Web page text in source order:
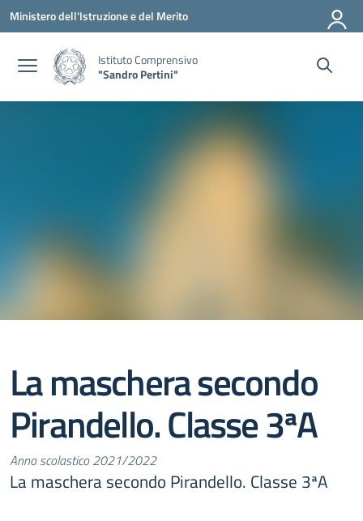
Vai ai contenuti
Vai al menu di navigazione
Vai al footer
Ministero dell'Istruzione e del Merito
Istituto Comprensivo
"Sandro Pertini"
La maschera secondo
Pirandello. Classe 3ªA
Anno scolastico 2021/2022
La maschera secondo Pirandello. Classe 3ªA